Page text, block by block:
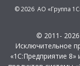
© 2026 АО «Группа
© 2011-
Исключительное
«1С:Предприятие